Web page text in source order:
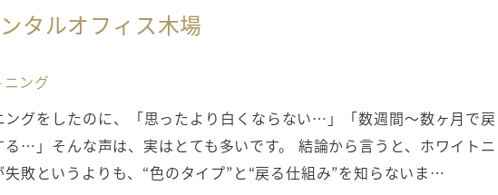
タルオフィス木場
ング
ングをしたのに、「思ったより白くならない…」「数週間〜数ヶ月で戻
る…」そんな声は、実はとても多いです。 結論から言うと、ホワイトニ
失敗というよりも、“色のタイプ”と“戻る仕組み”を知らないま…